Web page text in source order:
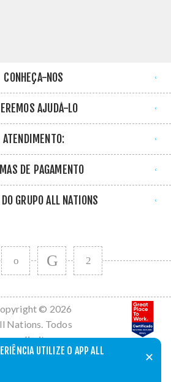
UTILIZE O APP ALL
✕
CONHEÇA-NOS
AJUDÁ-LO
ATENDIMENTO:
DE PAGAMENTO
GRUPO ALL NATIONS
© 2026
Nations. Todos
os direitos
reservados.